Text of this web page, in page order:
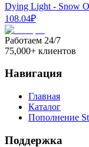
Dying Light - Snow
108.04₽
Работаем 24/7
75,000+ клиентов
Навигация
Главная
Каталог
Пополнение
Поддержка